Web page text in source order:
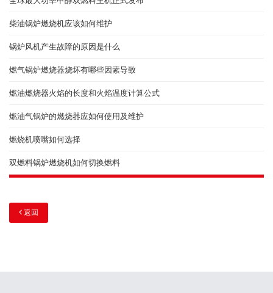
柴油锅炉燃烧机应该如何维护
锅炉风机产生故障的原因是什么
燃气锅炉燃烧器烧坏有哪些因素导致
燃油燃烧器火焰的长度和火焰温度计算公式
燃油气锅炉的燃烧器应如何使用及维护
燃烧机喷嘴如何选择
双燃料锅炉燃烧机如何切换燃料
返回